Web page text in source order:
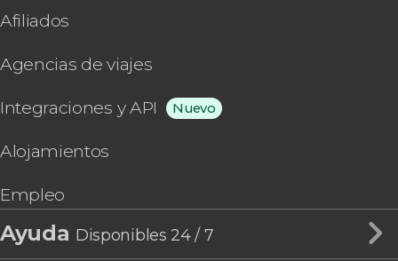
Afiliados
Agencias de viajes
Integraciones y API Nuevo
Alojamientos
Empleo
Ayuda Disponibles 24 / 7